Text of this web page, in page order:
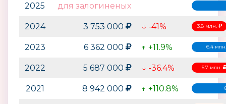
2025 для залогиненых
2024 3 753 000 ↓ -41% 3.8 млн.
2023 6 362 000 ↑ +11.9% 6.4
2022 5 687 000 ↓ -36.4% 5.7 млн.
2021 8 942 000 ↑ +110.8%